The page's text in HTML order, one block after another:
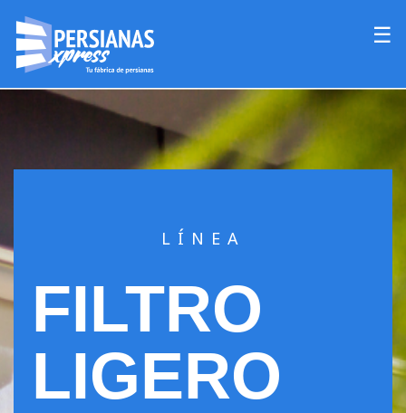
☰
LÍNEA
FILTRO
LIGERO